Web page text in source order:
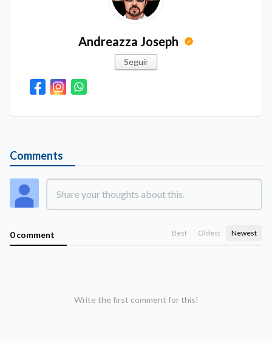
Andreazza Joseph
Seguir
Comments
0 comment Best Oldest Newest
Write the first comment for this!